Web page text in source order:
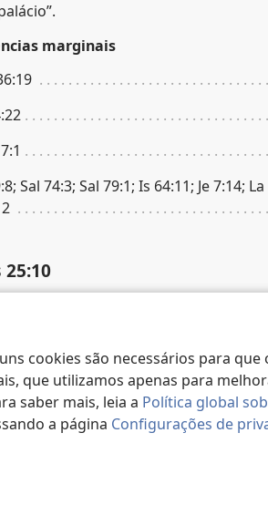
cookies são necessários para que
que utilizamos apenas para
saber mais, leia a Política global
a página Configurações de
marginais
Sal 74:3; Sal 79:1; Is 64:11; Je 7:14;
25:10
25:11
marginais